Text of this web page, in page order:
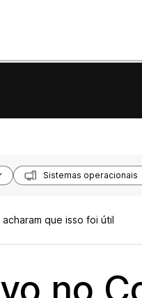
Sistemas operacionais
acharam que isso foi útil